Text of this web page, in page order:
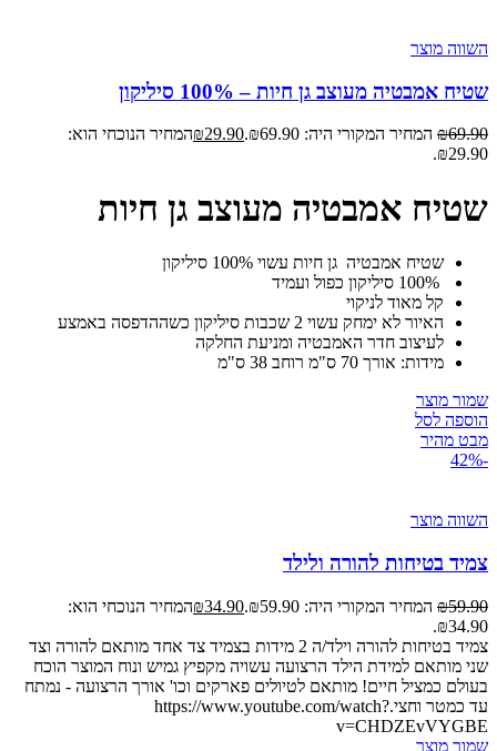
השווה מוצר
שטיח אמבטיה מעוצב גן חיות – 100% סיליקון
₪69.90 המחיר המקורי היה: ₪69.90. ₪29.90
המחיר הנוכחי הוא:
₪29.90.
שטיח אמבטיה מעוצב גן חיות
שטיח אמבטיה גן חיות עשוי 100% סיליקון
קל מאוד לניקוי
האיור לא ימחק עשוי 2 שכבות סיליקון כשההדפסה באמצע
לעיצוב חדר האמבטיה ומניעת החלקה
מידות: אורך 70 ס"מ רוחב 38 ס"מ
שמור מוצר
הוספה לסל
מבט מהיר
-42%
השווה מוצר
צמיד בטיחות להורה ולילד
₪59.90 המחיר המקורי היה: ₪59.90. ₪34.90
המחיר הנוכחי הוא:
₪34.90.
צמיד בטיחות להורה וילד/ה 2 מידות בצמיד צד אחד מותאם להורה וצד
שני מותאם למידת הילד הרצועה עשויה מקפיץ גמיש ונוח המוצר הוכח
בעולם כמציל חיים! מותאם לטיולים פארקים וכו' אורך הרצועה - נמתח
עד כמטר וחצי.https://www.youtube.com/watch?
v=CHDZEvVYGBE
שמור מוצר